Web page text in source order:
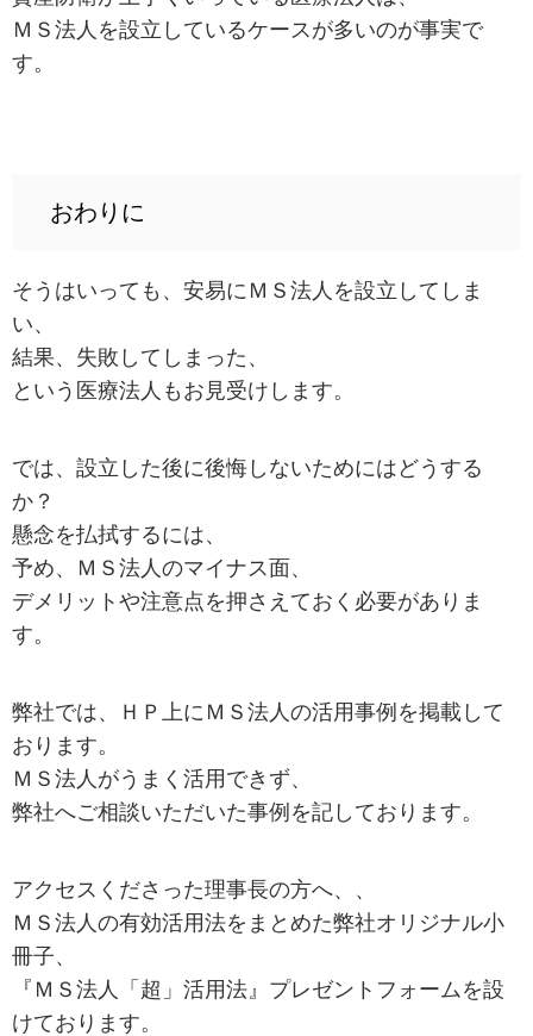
ＭＳ法人を設立しているケースが多いのが事実で
す。
おわりに
そうはいっても、安易にＭＳ法人を設立してしま
い、
結果、失敗してしまった、
という医療法人もお見受けします。
では、設立した後に後悔しないためにはどうする
か？
懸念を払拭するには、
予め、ＭＳ法人のマイナス面、
デメリットや注意点を押さえておく必要がありま
す。
弊社では、ＨＰ上にＭＳ法人の活用事例を掲載して
おります。
ＭＳ法人がうまく活用できず、
弊社へご相談いただいた事例を記しております。
アクセスくださった理事長の方へ、、
ＭＳ法人の有効活用法をまとめた弊社オリジナル小
冊子、
『ＭＳ法人「超」活用法』プレゼントフォームを設
けております。